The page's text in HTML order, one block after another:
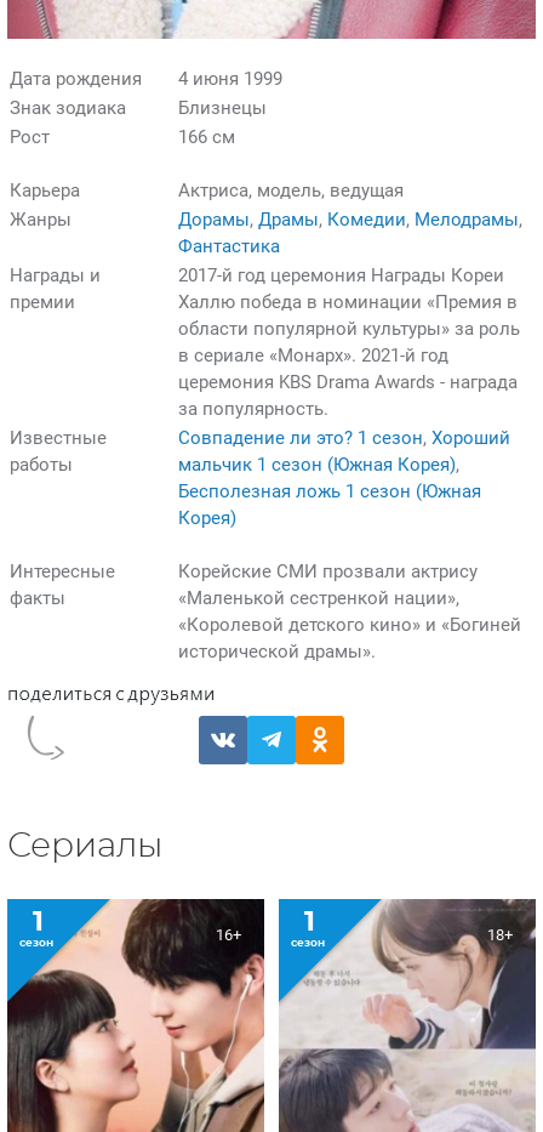
Дата рождения
4 июня 1999
Знак зодиака
Близнецы
Рост
166 см
Карьера
Актриса, модель, ведущая
Жанры
Дорамы, Драмы, Комедии, Мелодрамы,
Фантастика
Награды и
премии
2017-й год церемония Награды Кореи
Халлю победа в номинации «Премия в
области популярной культуры» за роль
в сериале «Монарх». 2021-й год
церемония KBS Drama Awards - награда
за популярность.
Известные
работы
Совпадение ли это? 1 сезон, Хороший
мальчик 1 сезон (Южная Корея),
Бесполезная ложь 1 сезон (Южная
Корея)
Интересные
факты
Корейские СМИ прозвали актрису
«Маленькой сестренкой нации»,
«Королевой детского кино» и «Богиней
исторической драмы».
Сериалы
1
сезон 16+ 1
сезон 18+